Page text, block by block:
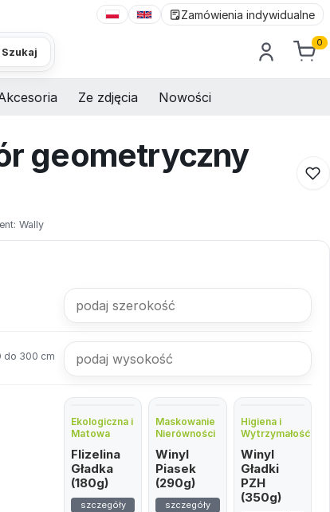
Zamówienia indywidualne
Szukaj
0
Ze zdjęcia Nowości
geometryczny
Wally
do 300 cm
Ekologiczna i
Matowa
Flizelina
Gładka
(180g)
szczegóły
Maskowanie
Nierówności
Winyl
Piasek
(290g)
szczegóły
Higiena i
Wytrzymałość
Winyl
Gładki
PZH
(350g)